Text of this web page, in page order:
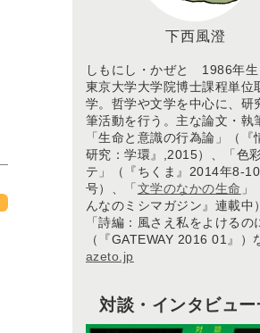
下西風澄
しもにし・かぜと 1986年生
東京大学大学院博士課程単位
学。哲学や文学を中心に、研
筆活動を行う。主な論文・執
「生命と意識の行為論」（『
研究：学環』,2015）、「色
テ」（『ちくま』2014年8-10
号）、「文学のなかの生命 」
んなのミシマガジン』連載中
「詩編：風さえ私をよけるの
（『GATEWAY 2016 01』）
azeto.jp
対談・インタビュー